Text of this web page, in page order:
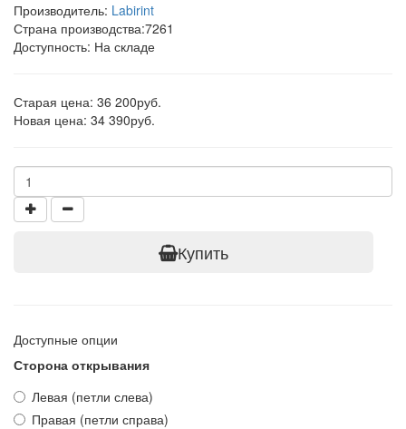
Производитель: Labirint
Страна производства:7261
Доступность: На складе
Старая цена: 36 200руб.
Новая цена: 34 390руб.
Купить
Доступные опции
Сторона открывания
Левая (петли слева)
Правая (петли справа)